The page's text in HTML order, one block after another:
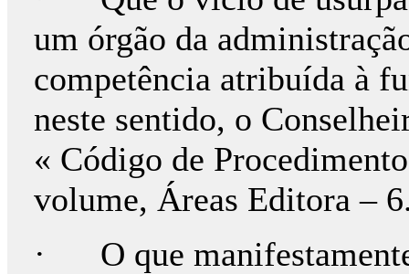
um órgão da
competência atribuída à
neste sentido, o
« Código de
volume, Áreas Editora –
· O que manifestamente